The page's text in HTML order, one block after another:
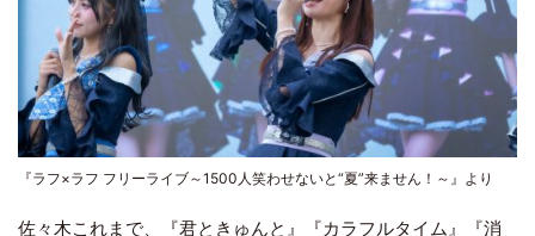
『ラフ×ラフ フリーライブ～1500人笑わせないと“夏”来ません！～』より
佐々木これまで、『君ときゅんと』『カラフルタイム』『消